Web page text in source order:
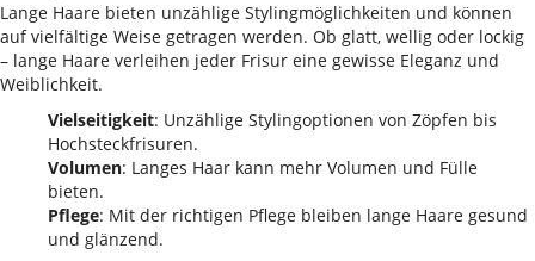
Lange Haare bieten unzählige Stylingmöglichkeiten und können
auf vielfältige Weise getragen werden. Ob glatt, wellig oder lockig
– lange Haare verleihen jeder Frisur eine gewisse Eleganz und
Weiblichkeit.
Vielseitigkeit: Unzählige Stylingoptionen von Zöpfen bis
Hochsteckfrisuren.
Volumen: Langes Haar kann mehr Volumen und Fülle
bieten.
Pflege: Mit der richtigen Pflege bleiben lange Haare gesund
und glänzend.